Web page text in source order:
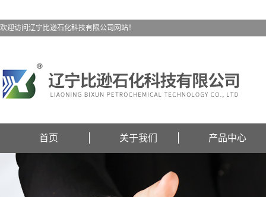
欢迎访问辽宁比逊石化科技有限公司网站！
首页 关于我们 产品中心